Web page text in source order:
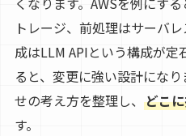
トレージ、前処理はサーバ
成はLLM APIという構成が
ると、変更に強い設計にな
せの考え方を整理し、 どこ
す。